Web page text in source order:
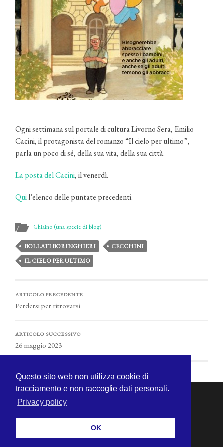
Ogni settimana sul portale di cultura Livorno Sera, Emilio
Cacini, il protagonista del romanzo “Il cielo per ultimo”,
parla un poco di sé, della sua vita, della sua città.
La posta del Cacini, il venerdì.
Quil’elenco delle puntate precedenti.
Ghiaino (una specie di blog)
BOLLATI BORINGHIERI
CECCHINI
IL CIELO PER ULTIMO
ARTICOLO PRECEDENTE
Perdersi per ritrovarsi
ARTICOLO SUCCESSIVO
26 maggio 2023
Questo sito web non utilizza cookie di
tracciamento e non raccoglie dati personali.
Privacy policy
OK